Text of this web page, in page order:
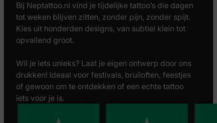
Bij Neptattoo.nl vind je tijdelijke tattoo’s die dagen
tot weken blijven zitten, zonder pijn, zonder spijt.
Kies uit honderden designs, van subtiel klein tot
opvallend groot.
Wil je iets unieks? Laat je eigen ontwerp door ons
drukken! Ideaal voor festivals, bruiloften, feestjes
of gewoon om te ontdekken of een echte tattoo
iets voor je is.